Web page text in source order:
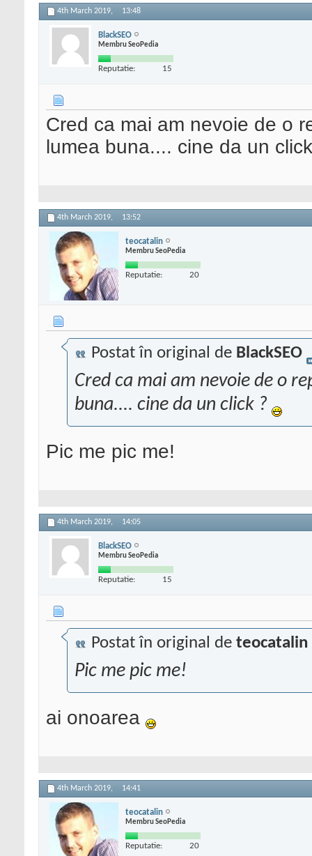
4th March 2019, 13:48
BlackSEO
Membru SeoPedia
Reputatie: 15
Cred ca mai am nevoie de o
lumea buna.... cine da un
4th March 2019, 13:52
teocatalin
Membru SeoPedia
Reputatie: 20
Postat în original de BlackSEO
Cred ca mai am nevoie de o
buna.... cine da un click ?
Pic me pic me!
4th March 2019, 14:05
BlackSEO
Membru SeoPedia
Reputatie: 15
Postat în original de teocatalin
Pic me pic me!
ai onoarea
4th March 2019, 14:41
teocatalin
Membru SeoPedia
Reputatie: 20